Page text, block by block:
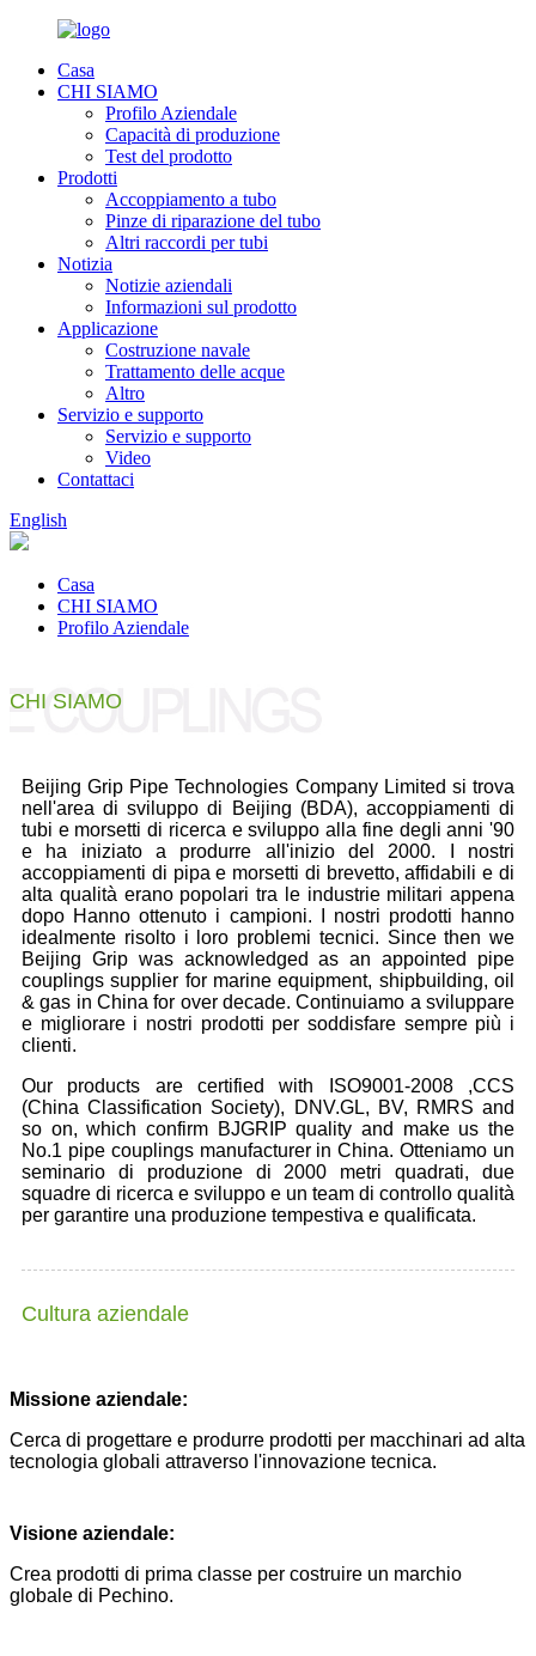
Casa
CHI SIAMO
Profilo Aziendale
Capacità di produzione
Test del prodotto
Prodotti
Accoppiamento a tubo
Pinze di riparazione del tubo
Altri raccordi per tubi
Notizia
Notizie aziendali
Informazioni sul prodotto
Applicazione
Costruzione navale
Trattamento delle acque
Altro
Servizio e supporto
Servizio e supporto
Video
Contattaci
English
Casa
CHI SIAMO
Profilo Aziendale
CHI SIAMO
Beijing Grip Pipe Technologies Company Limited si trova
nell'area di sviluppo di Beijing (BDA), accoppiamenti di
tubi e morsetti di ricerca e sviluppo alla fine degli anni '90
e ha iniziato a produrre all'inizio del 2000. I nostri
accoppiamenti di pipa e morsetti di brevetto, affidabili e di
alta qualità erano popolari tra le industrie militari appena
dopo Hanno ottenuto i campioni. I nostri prodotti hanno
idealmente risolto i loro problemi tecnici. Since then we
Beijing Grip was acknowledged as an appointed pipe
couplings supplier for marine equipment, shipbuilding, oil
& gas in China for over decade. Continuiamo a sviluppare
e migliorare i nostri prodotti per soddisfare sempre più i
clienti.
Our products are certified with ISO9001-2008 ,CCS
(China Classification Society), DNV.GL, BV, RMRS and
so on, which confirm BJGRIP quality and make us the
No.1 pipe couplings manufacturer in China. Otteniamo un
seminario di produzione di 2000 metri quadrati, due
squadre di ricerca e sviluppo e un team di controllo qualità
per garantire una produzione tempestiva e qualificata.
Cultura aziendale
Missione aziendale:
Cerca di progettare e produrre prodotti per macchinari ad alta
tecnologia globali attraverso l'innovazione tecnica.
Visione aziendale:
Crea prodotti di prima classe per costruire un marchio
globale di Pechino.